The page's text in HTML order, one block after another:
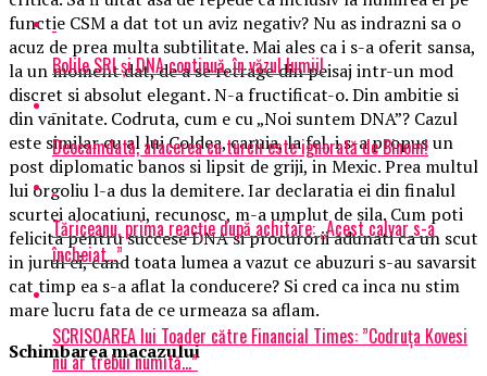
functie CSM a dat tot un aviz negativ? Nu as indrazni sa o
acuz de prea multa subtilitate. Mai ales ca i s-a oferit sansa,
la un moment dat, de a se retrage din peisaj intr-un mod
discret si absolut elegant. N-a fructificat-o. Din ambitie si
din vanitate. Codruta, cum e cu „Noi suntem DNA”? Cazul
este similar cu al lui Coldea, caruia, la fel, i s-a propus un
post diplomatic banos si lipsit de griji, in Mexic. Prea multul
lui orgoliu l-a dus la demitere. Iar declaratia ei din finalul
scurtei alocatiuni, recunosc, m-a umplut de sila. Cum poti
felicita pentru succese DNA si procurorii adunati ca un scut
in jurul ei, cand toata lumea a vazut ce abuzuri s-au savarsit
cat timp ea s-a aflat la conducere? Si cred ca inca nu stim
mare lucru fata de ce urmeaza sa aflam.
Schimbarea macazului
Bolile SRI și DNA continuă, în văzul lumii!
Deocamdată, afacerea cu turcii este ignorată de Binom!
Tăriceanu, prima reacție după achitare: „Acest calvar s-a
încheiat…”
SCRISOAREA lui Toader către Financial Times: ”Codruța Kovesi
nu ar trebui numită…”